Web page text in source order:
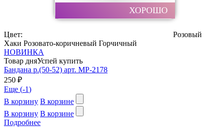
Цвет:
Розовый
Хаки Розовато-коричневый Горчичный
НОВИНКА
Товар дняУспей купить
Бандана р.(50-52) арт. MP-2178
250 ₽
Еще (-1)
В корзину В корзине
В корзину В корзине
Подробнее
ХОРОШО